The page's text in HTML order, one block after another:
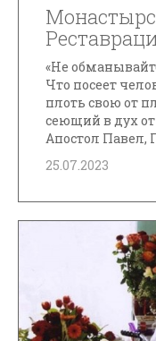
«Не
Что посеет
плоть свою от
сеющий в дух
Апостол Павел,
25.07.2023